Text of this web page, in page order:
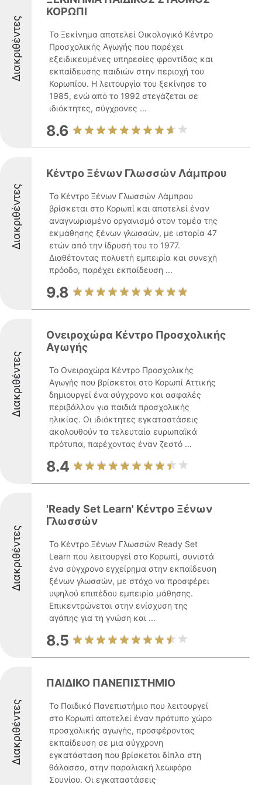
Διακριθέντες
ΚΟΡΩΠΙ
Το Ξεκίνημα αποτελεί Οικολογικό Κέντρο
Προσχολικής Αγωγής που παρέχει
εξειδικευμένες υπηρεσίες φροντίδας και
εκπαίδευσης παιδιών στην περιοχή του
Κορωπίου. Η λειτουργία του ξεκίνησε το
1985, ενώ από το 1992 στεγάζεται σε
ιδιόκτητες, σύγχρονες ...
8.6
Διακριθέντες
Κέντρο Ξένων Γλωσσών Λάμπρου
Το Κέντρο Ξένων Γλωσσών Λάμπρου
βρίσκεται στο Κορωπί και αποτελεί έναν
αναγνωρισμένο οργανισμό στον τομέα της
εκμάθησης ξένων γλωσσών, με ιστορία 47
ετών από την ίδρυσή του το 1977.
Διαθέτοντας πολυετή εμπειρία και συνεχή
πρόοδο, παρέχει εκπαίδευση ...
9.8
Διακριθέντες
Ονειροχώρα Κέντρο Προσχολικής
Αγωγής
Το Ονειροχώρα Κέντρο Προσχολικής
Αγωγής που βρίσκεται στο Κορωπί Αττικής
δημιουργεί ένα σύγχρονο και ασφαλές
περιβάλλον για παιδιά προσχολικής
ηλικίας. Οι ιδιόκτητες εγκαταστάσεις
ακολουθούν τα τελευταία ευρωπαϊκά
πρότυπα, παρέχοντας έναν ζεστό ...
8.4
Διακριθέντες
'Ready Set Learn' Κέντρο Ξένων
Γλωσσών
Το Κέντρο Ξένων Γλωσσών Ready Set
Learn που λειτουργεί στο Κορωπί, συνιστά
ένα σύγχρονο εγχείρημα στην εκπαίδευση
ξένων γλωσσών, με στόχο να προσφέρει
υψηλού επιπέδου εμπειρία μάθησης.
Επικεντρώνεται στην ενίσχυση της
αγάπης για τη γνώση και ...
8.5
Διακριθέντες
ΠΑΙΔΙΚΟ ΠΑΝΕΠΙΣΤΗΜΙΟ
Το Παιδικό Πανεπιστήμιο που λειτουργεί
στο Κορωπί αποτελεί έναν πρότυπο χώρο
προσχολικής αγωγής, προσφέροντας
εκπαίδευση σε μια σύγχρονη
εγκατάσταση που βρίσκεται δίπλα στη
θάλασσα, στην παραλιακή λεωφόρο
Σουνίου. Οι εγκαταστάσεις